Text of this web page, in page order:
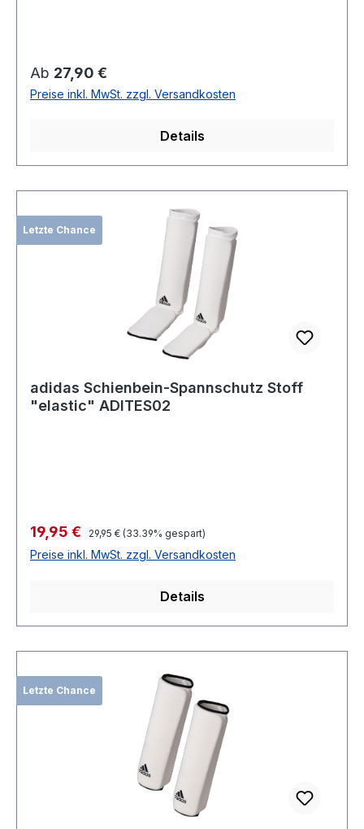
Regulärer Preis:
Ab 27,90 €
Preise inkl. MwSt. zzgl. Versandkosten
Details
Letzte Chance
adidas Schienbein-Spannschutz Stoff
"elastic" ADITES02
Verkaufspreis:
19,95 € Regulärer Preis:
29,95 € (33.39% gespart)
Preise inkl. MwSt. zzgl. Versandkosten
Details
Letzte Chance